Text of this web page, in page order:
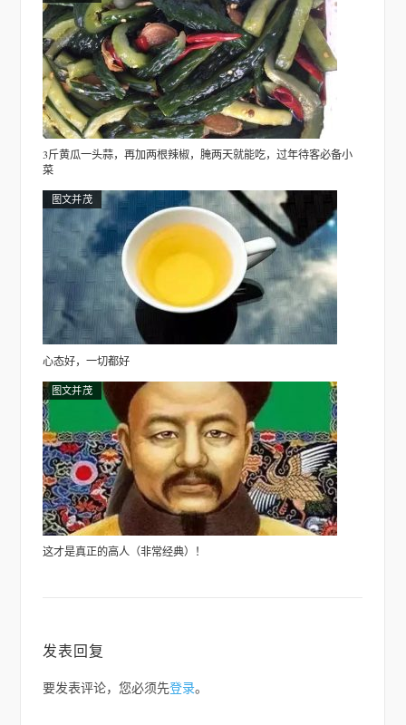
3斤黄瓜一头蒜，再加两根辣椒，腌两天就能吃，过年待客必备小
菜
图文并茂
心态好，一切都好
图文并茂
这才是真正的高人（非常经典）！
发表回复
要发表评论，您必须先登录。